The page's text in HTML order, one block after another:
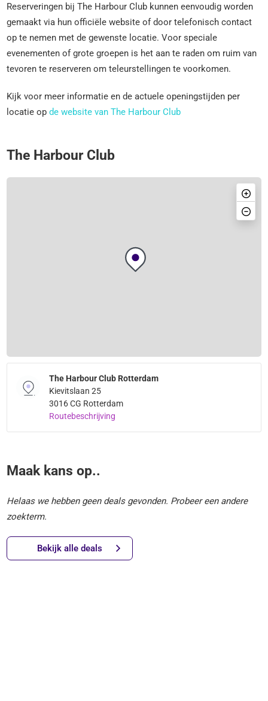
Reserveringen bij The Harbour Club kunnen eenvoudig worden
gemaakt via hun officiële website of door telefonisch contact
op te nemen met de gewenste locatie. Voor speciale
evenementen of grote groepen is het aan te raden om ruim van
tevoren te reserveren om teleurstellingen te voorkomen.
Kijk voor meer informatie en de actuele openingstijden per
locatie opde website van The Harbour Club
The Harbour Club
The Harbour Club Rotterdam
Kievitslaan 25
3016 CG Rotterdam
Routebeschrijving
Maak kans op..
Helaas we hebben geen deals gevonden. Probeer een andere
zoekterm.
Bekijk alle deals